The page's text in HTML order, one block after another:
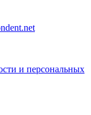
и персональных